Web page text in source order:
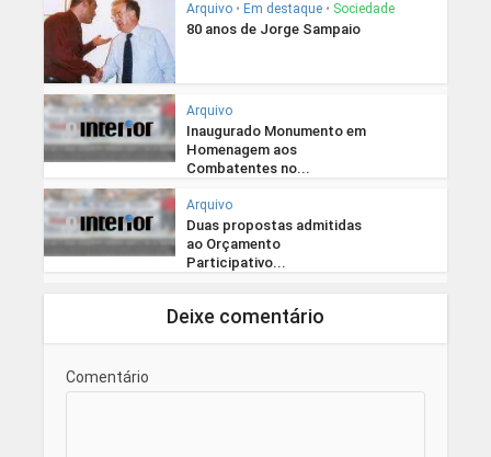
Arquivo • Em destaque • Sociedade
80 anos de Jorge Sampaio
Arquivo
Inaugurado Monumento em
Homenagem aos
Combatentes no...
Arquivo
Duas propostas admitidas
ao Orçamento
Participativo...
Deixe comentário
Comentário